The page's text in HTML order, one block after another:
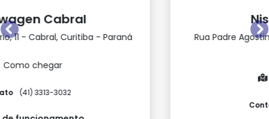
Rua Padre Agostinho, 3081 - Bigorrilho, Curitiba -
Anterior